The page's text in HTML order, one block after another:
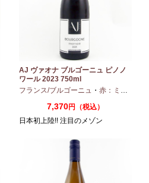
・ピノノワール
AJ ヴァオナ ブルゴーニュ ピノノ
ワール 2023 750ml
フランス/ブルゴーニュ ・ 赤：ミディアムボディ
7,370円（税込）
日本初上陸!! 注目のメゾン